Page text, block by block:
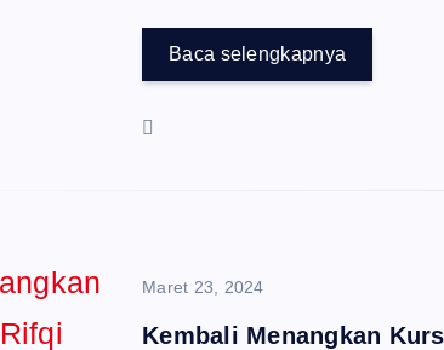
Baca selengkapnya
Maret 23, 2024
Kembali Menangkan